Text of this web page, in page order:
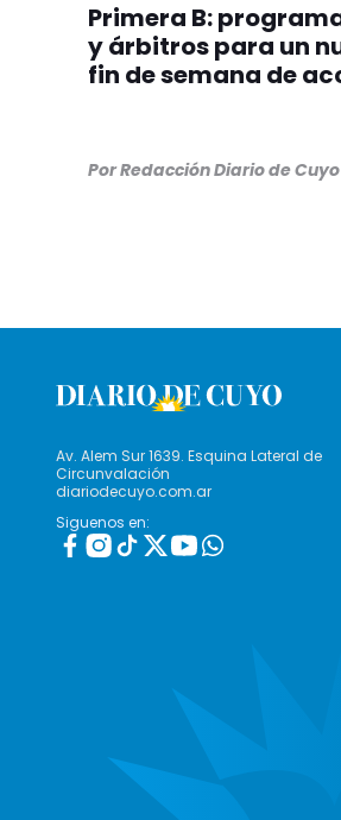
Primera B:
y árbitros para un
fin de semana de
PorRedacción Diario de Cuyo
Av. Alem Sur 1639. Esquina Lateral de
Circunvalación
diariodecuyo.com.ar
Siguenos en: